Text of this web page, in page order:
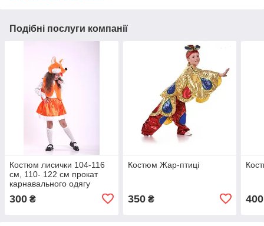
Подібні послуги компанії
Костюм лисички 104-116
см, 110- 122 см прокат
карнавального одягу
300 ₴
Костюм Жар-птиці
350₴ 400